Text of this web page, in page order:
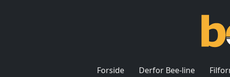
Forside Derfor Bee-line